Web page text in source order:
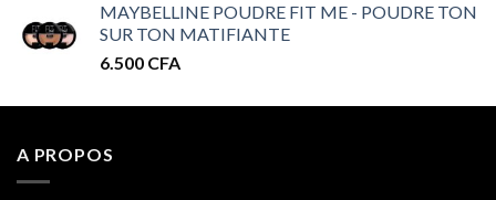
prix :
MAYBELLINE POUDRE FIT ME - POUDRE TON
SUR TON MATIFIANTE
6.500 CFA
A PROPOS